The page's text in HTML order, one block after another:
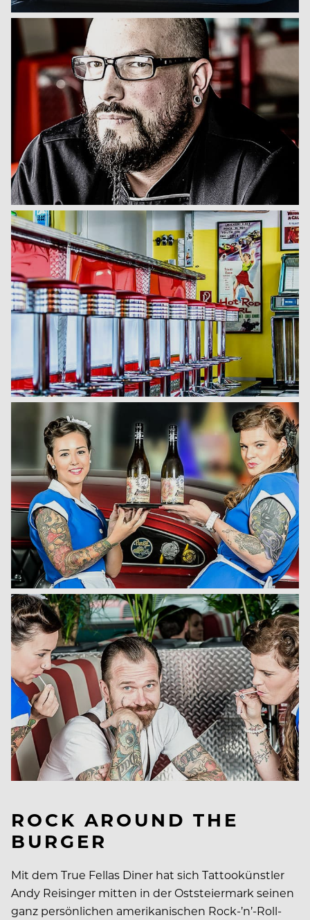
ROCK AROUND THE
BURGER
Mit dem True Fellas Diner hat sich Tattookünstler
Andy Reisinger mitten in der Oststeiermark seinen
ganz persönlichen amerikanischen Rock-’n’-Roll-